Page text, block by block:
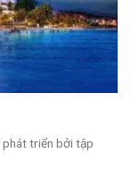
phát triển bởi tập